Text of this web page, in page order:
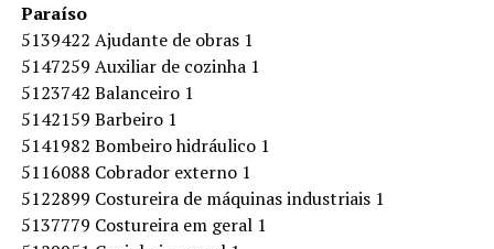
Paraíso
5139422 Ajudante de obras 1
5147259 Auxiliar de cozinha 1
5123742 Balanceiro 1
5142159 Barbeiro 1
5141982 Bombeiro hidráulico 1
5116088 Cobrador externo 1
5122899 Costureira de máquinas industriais 1
5137779 Costureira em geral 1